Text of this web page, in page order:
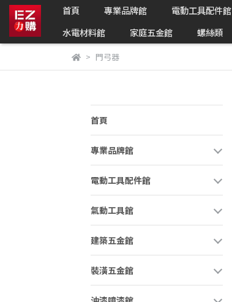
首頁 專業品牌館 電動工具配件館
水電材料館
家庭五金館 螺絲類
門弓器
首頁
專業品牌館
電動工具配件館
氣動工具館
建築五金館
裝潢五金館